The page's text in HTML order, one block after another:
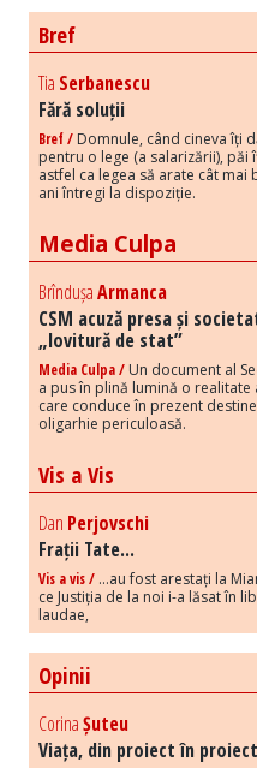
Bref
Tia Serbanescu
Fără soluții
Bref / Domnule, când cineva îți
pentru o lege (a salarizării), păi
astfel ca legea să arate cât mai
ani întregi la dispoziție.
Media Culpa
BrîndușaArmanca
CSM acuză presa și
„lovitură de stat”
Media Culpa / Un document al
a pus în plină lumină o
care conduce în prezent
oligarhie periculoasă.
Vis a Vis
Dan Perjovschi
Frații Tate...
Vis a vis / ...au fost arestați la
ce Justiția de la noi i-a lăsat în
laudae,
Opinii
CorinaȘuteu
Viața, din proiect în proiect